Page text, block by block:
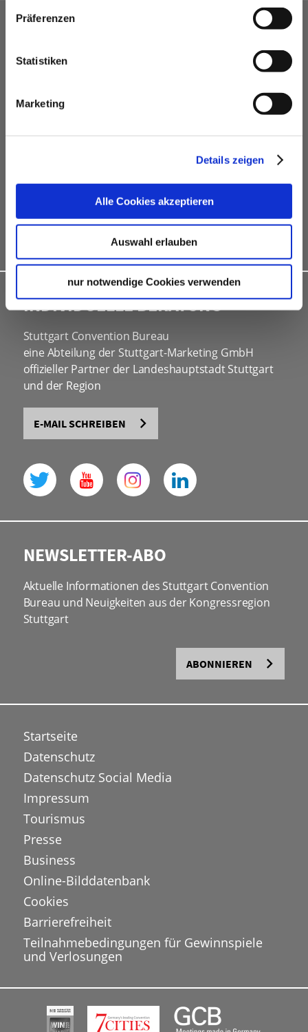
Präferenzen
Statistiken
Marketing
Details zeigen
Alle Cookies akzeptieren
Auswahl erlauben
nur notwendige Cookies verwenden
VERANSTALTUNGSPLANER
Vermittlung von Veranstaltungslocations &
Hotelkontingente
kostenfreies online Hotel-Buchungstool
Site Inspections
Werbe- und Informationsmaterial
Kongressbewerbungen
INDIVIDUELLE BERATUNG
Stuttgart Convention Bureau
eine Abteilung der Stuttgart-Marketing GmbH
offizieller Partner der Landeshauptstadt Stuttgart
und der Region
E-MAIL SCHREIBEN
NEWSLETTER-ABO
Aktuelle Informationen des Stuttgart Convention
Bureau und Neuigkeiten aus der Kongressregion
Stuttgart
ABONNIEREN
Startseite
Datenschutz
Datenschutz Social Media
Impressum
Tourismus
Presse
Business
Online-Bilddatenbank
Cookies
Barrierefreiheit
Teilnahmebedingungen für Gewinnspiele
und Verlosungen